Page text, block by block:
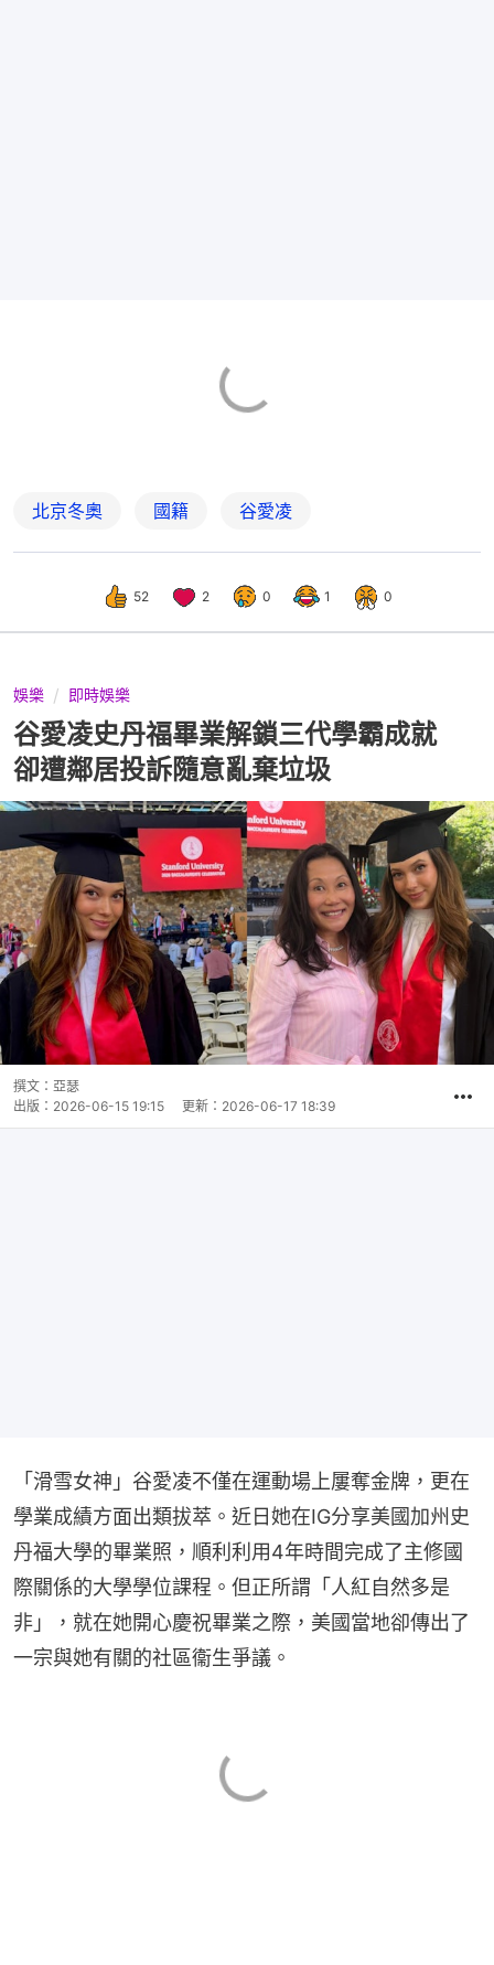
北京冬奧 國籍 谷愛凌
52 2 0 1 0
娛樂 即時娛樂
谷愛凌史丹福畢業解鎖三代學霸成就
卻遭鄰居投訴隨意亂棄垃圾
撰文： 亞瑟
出版： 2026-06-15 19:15 更新： 2026-06-17 18:39
「滑雪女神」谷愛凌不僅在運動場上屢奪金牌，更在
學業成績方面出類拔萃。近日她在IG分享美國加州史
丹福大學的畢業照，順利利用4年時間完成了主修國
際關係的大學學位課程。但正所謂「人紅自然多是
非」，就在她開心慶祝畢業之際，美國當地卻傳出了
一宗與她有關的社區衞生爭議。